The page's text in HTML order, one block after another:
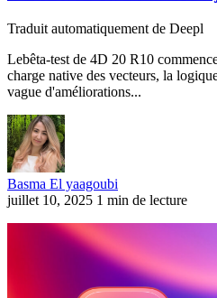
Traduit automatiquement de Deepl
Lebêta-test de 4D 20 R10
charge native des vecteurs, la
vague d'améliorations...
Basma El yaagoubi
juillet 10, 2025 1 min de lecture